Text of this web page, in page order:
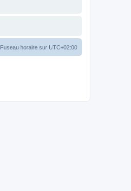
Fuseau horaire sur UTC+02:00